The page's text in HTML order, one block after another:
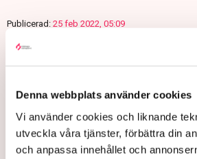
Denna webbplats använder cookies
Vi använder cookies och liknande
utveckla våra tjänster, förbättra din
och anpassa innehållet och
Publicerad: 25 feb 2022, 05:09
EU förlänger
16 JULI 2026 |